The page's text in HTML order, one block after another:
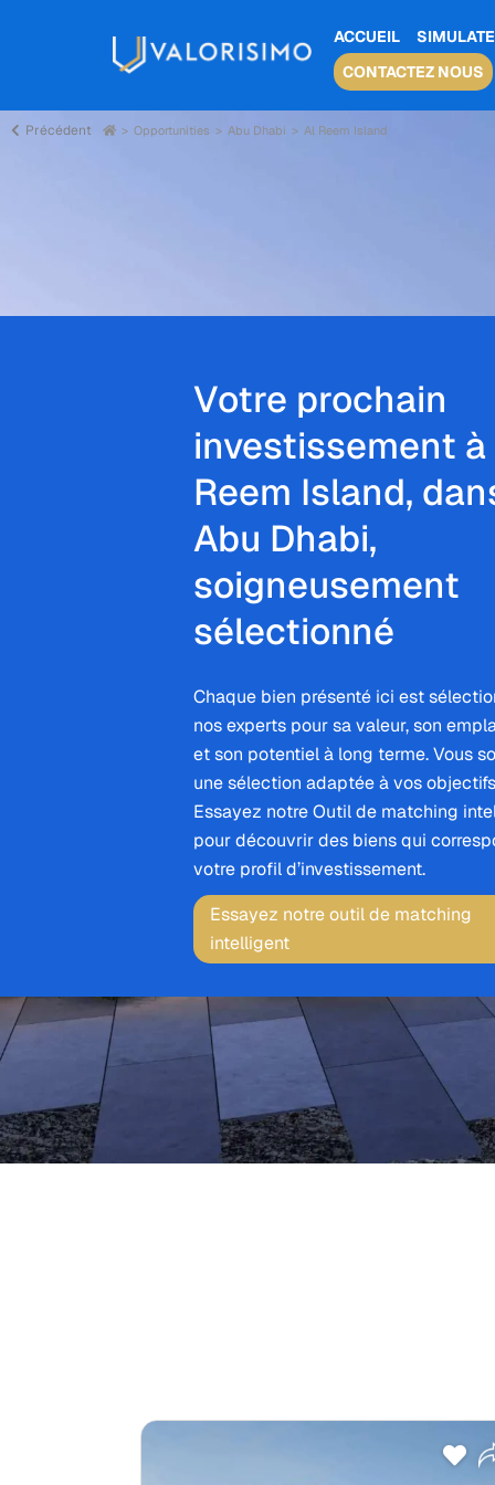
ACCUEIL
CONTACTEZ NOUS
Précédent Opportunities Abu Dhabi Al Reem Island
Votre prochain
investissement à
Reem Island,
Abu Dhabi,
soigneusement
sélectionné
Chaque bien présenté ici est
nos experts pour sa valeur, son
et son potentiel à long terme. Vous
une sélection adaptée à vos
Essayez notre Outil de matching
pour découvrir des biens qui
votre profil d’investissement.
Essayez notre outil de matching
intelligent